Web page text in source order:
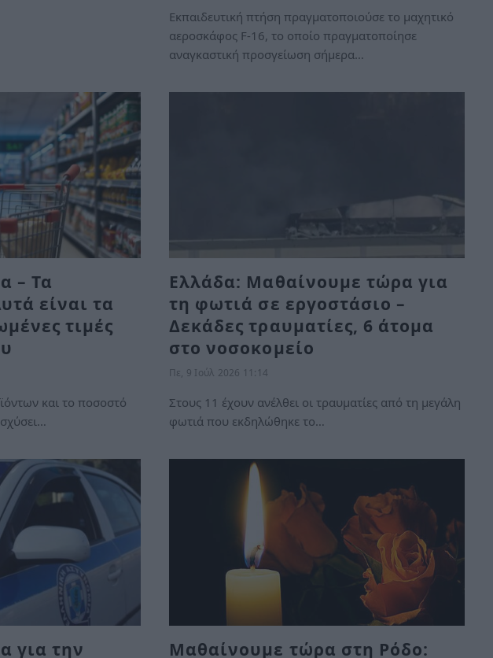
Εκπαιδευτική πτήση πραγματοποιούσε το μαχητικό
αεροσκάφος F-16, το οποίο πραγματοποίησε
αναγκαστική προσγείωση σήμερα…
– Τα
είναι τα
τιμές
και το ποσοστό
Ελλάδα: Μαθαίνουμε τώρα για
τη φωτιά σε εργοστάσιο –
Δεκάδες τραυματίες, 6 άτομα
στο νοσοκομείο
Πε, 9 Ιούλ 2026 11:14
Στους 11 έχουν ανέλθει οι τραυματίες από τη μεγάλη
φωτιά που εκδηλώθηκε το…
για την Μαθαίνουμε τώρα στη Ρόδο: